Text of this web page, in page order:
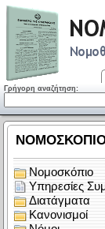
Γρήγορη αναζήτηση: